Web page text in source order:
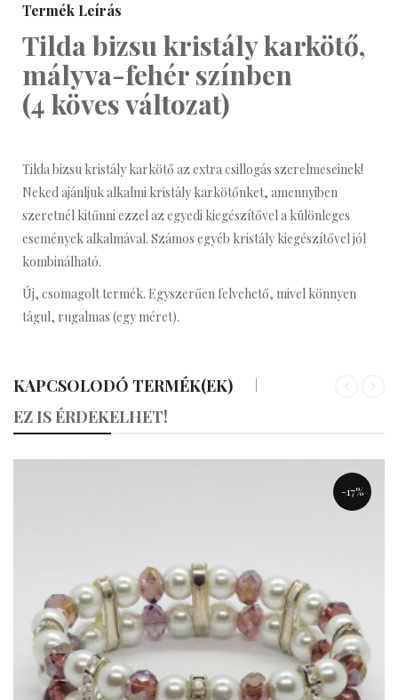
Termék Leírás
Tilda bizsu kristály karkötő,
mályva-fehér színben
(4 köves változat)
Tilda bizsu kristály karkötő az extra csillogás szerelmeseinek!
Neked ajánljuk alkalmi kristály karkötőnket, amennyiben
szeretnél kitűnni ezzel az egyedi kiegészítővel a különleges
események alkalmával. Számos egyéb kristály kiegészítővel jól
kombinálható.
Új, csomagolt termék. Egyszerűen felvehető, mivel könnyen
tágul, rugalmas (egy méret).
KAPCSOLODÓ TERMÉK(EK)
EZ IS ÉRDEKELHET!
-17%